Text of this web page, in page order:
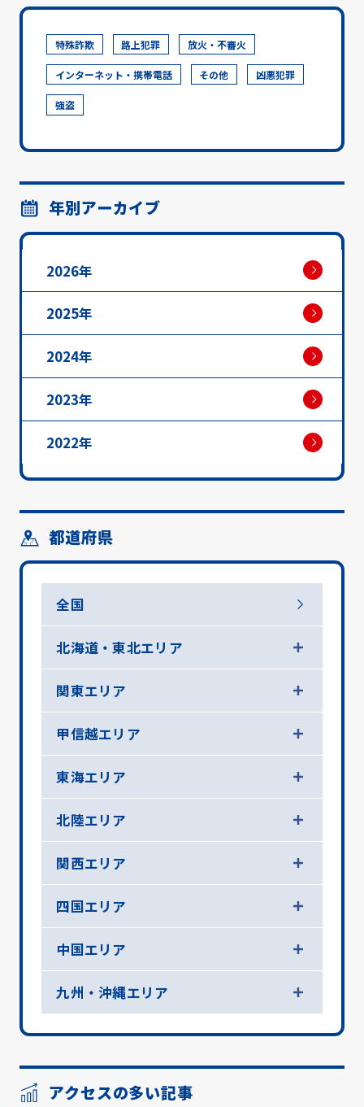
特殊詐欺 路上犯罪 放火・不審火
インターネット・携帯電話 その他 凶悪犯罪
強盗
年別アーカイブ
2026年
2025年
2024年
2023年
2022年
都道府県
全国
北海道・東北エリア
関東エリア
甲信越エリア
東海エリア
北陸エリア
関西エリア
四国エリア
中国エリア
九州・沖縄エリア
アクセスの多い記事